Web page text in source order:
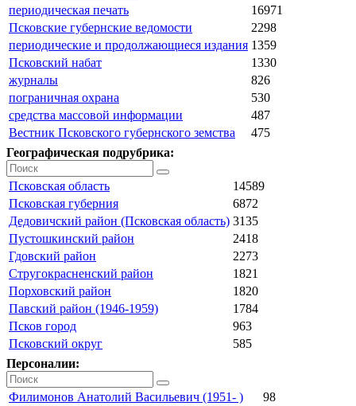
периодическая печать
16971
Псковские губернские ведомости
2298
периодические и продолжающиеся издания 1359
Псковский набат
1330
журналы
826
пограничная охрана
530
средства массовой информации
487
Вестник Псковского губернского земства
475
Географическая подрубрика:
Псковская область
14589
Псковская губерния
6872
Дедовичский район (Псковская область) 3135
Пустошкинский район
2418
Гдовский район
2273
Стругокрасненский район
1821
Порховский район
1820
Павский район (1946-1959)
1784
Псков город
963
Псковский округ
585
Персоналии:
Филимонов Анатолий Васильевич (1951- )
98